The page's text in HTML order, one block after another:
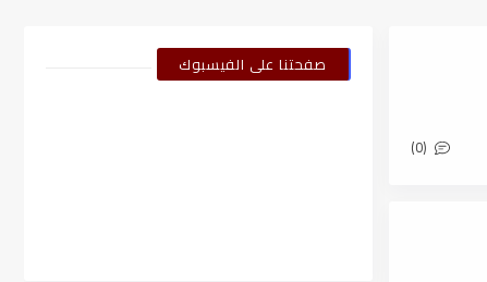
(0)
صفحتنا على الفيسبوك